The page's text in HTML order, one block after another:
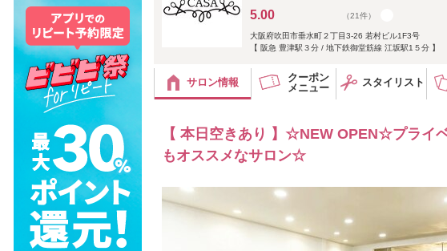
5.00 （21件）
大阪府吹田市垂水町２丁目3-26 若村ビル1F3号
【 阪急 豊津駅３分 / 地下鉄御堂筋線 江坂駅1５分 】
サロン情報
クーポン
メニュー
スタイリスト
【 本日空きあり 】☆NEW OPEN☆プライ
もオススメなサロン☆